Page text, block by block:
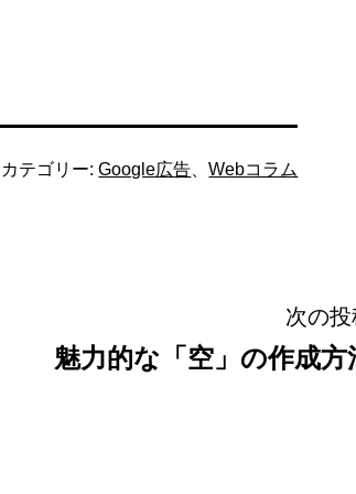
カテゴリー:Google広告 、Webコラム
次の投
魅力的な「空」の作成方